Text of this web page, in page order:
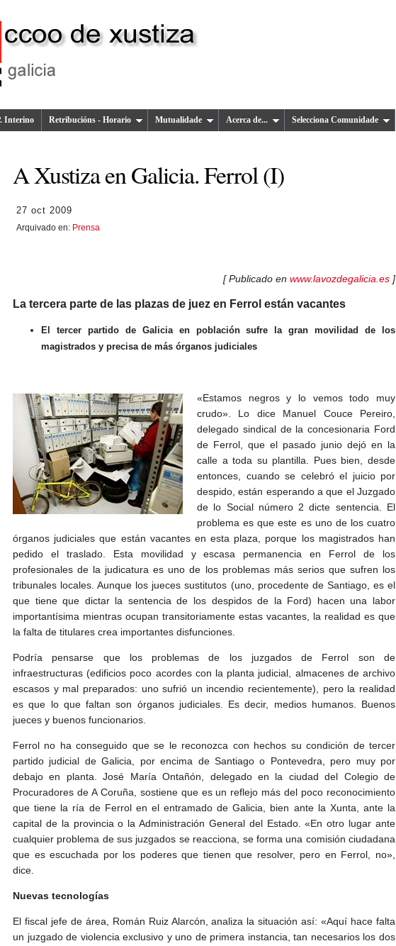
Interino Retribucións - Horario Mutualidade Acerca de... Selecciona Comunidade
A Xustiza en Galicia. Ferrol (I)
27 oct 2009
Arquivado en: Prensa
[ Publicado en www.lavozdegalicia.es ]
La tercera parte de las plazas de juez en Ferrol están vacantes
El tercer partido de Galicia en población sufre la gran movilidad de los
magistrados y precisa de más órganos judiciales
«Estamos negros y lo vemos todo muy
crudo». Lo dice Manuel Couce Pereiro,
delegado sindical de la concesionaria Ford
de Ferrol, que el pasado junio dejó en la
calle a toda su plantilla. Pues bien, desde
entonces, cuando se celebró el juicio por
despido, están esperando a que el Juzgado
de lo Social número 2 dicte sentencia. El
problema es que este es uno de los cuatro
órganos judiciales que están vacantes en esta plaza, porque los magistrados han
pedido el traslado. Esta movilidad y escasa permanencia en Ferrol de los
profesionales de la judicatura es uno de los problemas más serios que sufren los
tribunales locales. Aunque los jueces sustitutos (uno, procedente de Santiago, es el
que tiene que dictar la sentencia de los despidos de la Ford) hacen una labor
importantísima mientras ocupan transitoriamente estas vacantes, la realidad es que
la falta de titulares crea importantes disfunciones.
Podría pensarse que los problemas de los juzgados de Ferrol son de
infraestructuras (edificios poco acordes con la planta judicial, almacenes de archivo
escasos y mal preparados: uno sufrió un incendio recientemente), pero la realidad
es que lo que faltan son órganos judiciales. Es decir, medios humanos. Buenos
jueces y buenos funcionarios.
Ferrol no ha conseguido que se le reconozca con hechos su condición de tercer
partido judicial de Galicia, por encima de Santiago o Pontevedra, pero muy por
debajo en planta. José María Ontañón, delegado en la ciudad del Colegio de
Procuradores de A Coruña, sostiene que es un reflejo más del poco reconocimiento
que tiene la ría de Ferrol en el entramado de Galicia, bien ante la Xunta, ante la
capital de la provincia o la Administración General del Estado. «En otro lugar ante
cualquier problema de sus juzgados se reacciona, se forma una comisión ciudadana
que es escuchada por los poderes que tienen que resolver, pero en Ferrol, no»,
dice.
Nuevas tecnologías
El fiscal jefe de área, Román Ruiz Alarcón, analiza la situación así: «Aquí hace falta
un juzgado de violencia exclusivo y uno de primera instancia, tan necesarios los dos